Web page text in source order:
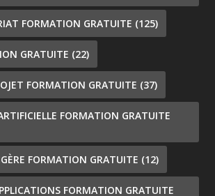
FORMATION GRATUITE (125)
GRATUITE (22)
FORMATION GRATUITE (37)
FORMATION GRATUITE
FORMATION GRATUITE (12)
FORMATION GRATUITE